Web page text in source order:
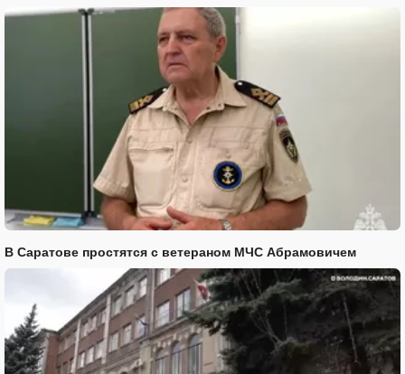
В Саратове простятся с ветераном МЧС Абрамовичем